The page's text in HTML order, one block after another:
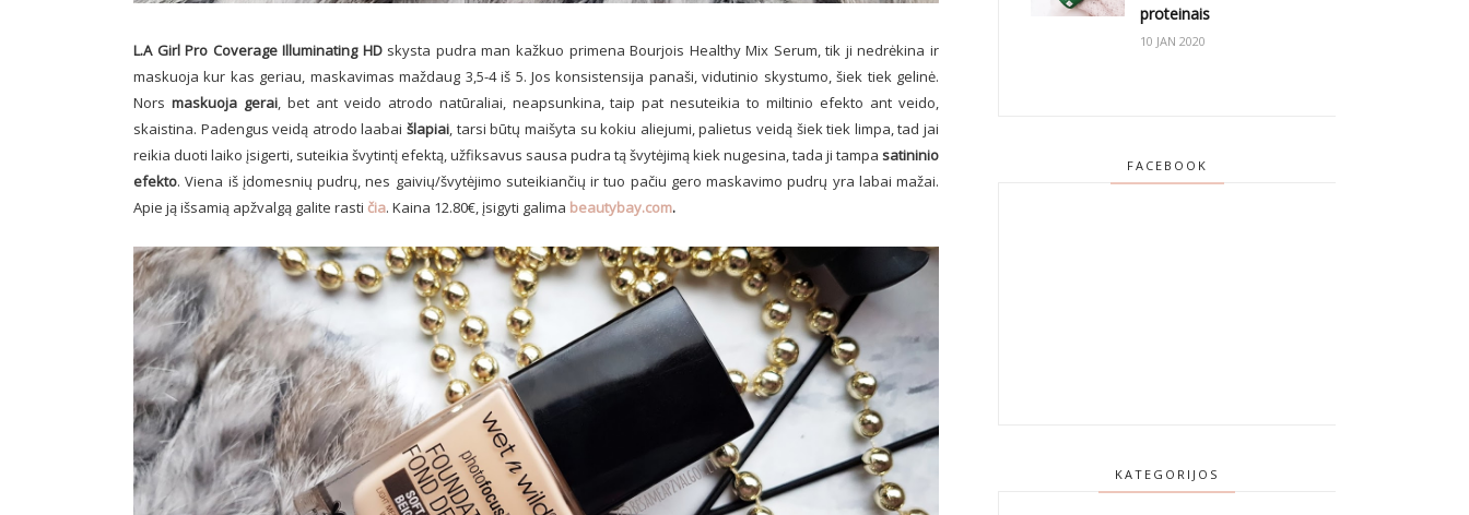
L.A Girl Pro Coverage Illuminating HDskysta pudra man kažkuo primena Bourjois Healthy Mix Serum, tik ji nedrėkina ir
maskuoja kur kas geriau, maskavimas maždaug 3,5-4 iš 5. Jos konsistensija panaši, vidutinio skystumo, šiek tiek gelinė.
Nors maskuoja gerai, bet ant veido atrodo natūraliai, neapsunkina, taip pat nesuteikia to miltinio efekto ant veido,
skaistina. Padengus veidą atrodo laabaišlapiai, tarsi būtų maišyta su kokiu aliejumi, palietus veidą šiek tiek limpa, tad jai
reikia duoti laiko įsigerti, suteikia švytintį efektą, užfiksavus sausa pudra tą švytėjimą kiek nugesina, tada ji tampa satininio
efekto. Viena iš įdomesnių pudrų, nes gaivių/švytėjimo suteikiančių ir tuo pačiu gero maskavimo pudrų yra labai mažai.
Apie ją išsamią apžvalgą galite rasti čia. Kaina 12.80€, įsigyti galima beautybay.com.
proteinais
10 JAN 2020
FACEBOOK
KATEGORIJOS